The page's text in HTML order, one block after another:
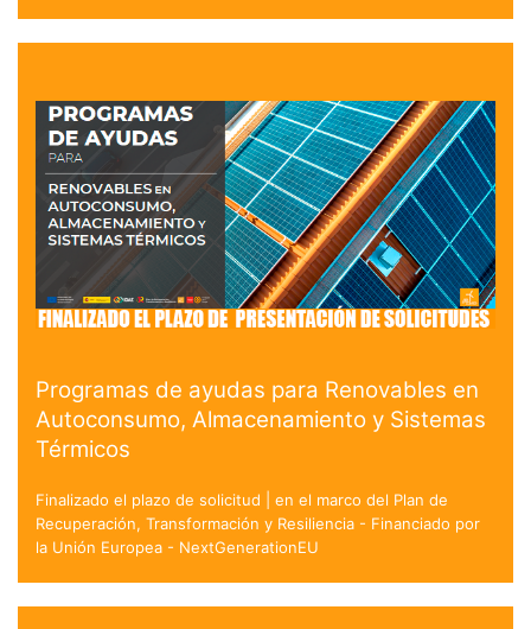
Programas de ayudas para Renovables en
Autoconsumo, Almacenamiento y Sistemas
Térmicos
Finalizado el plazo de solicitud | en el marco del Plan de
Recuperación, Transformación y Resiliencia - Financiado por
la Unión Europea - NextGenerationEU